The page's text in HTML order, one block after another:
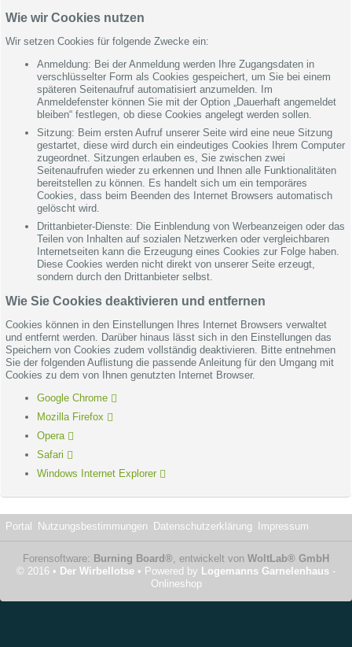
Wie wir Cookies nutzen
Wir setzen Cookies für folgende Zwecke ein:
Anmeldung: Bei der Anmeldung werden Ihre Zugangsdaten in
verschlüsselter Form als Cookies gespeichert, um Sie bei einem
späteren Seitenaufruf automatisiert anzumelden. Im
Anmeldefenster können Sie mit der Option „Dauerhaft angemeldet
bleiben“ festlegen, ob diese Cookies angelegt werden sollen.
Sitzung: Beim ersten Aufruf unserer Seite wird eine neue Sitzung
gestartet, diese wird durch ein eindeutiges Cookies Ihrem Computer
zugeordnet. Sitzungen erlauben es, Sie zwischen zwei
Seitenaufrufen wieder zu erkennen und Ihnen alle Funktionalitäten
bereitstellen zu können. Es handelt sich um ein temporäres
Cookies, dass beim Beenden des Internet Browsers automatisch
gelöscht wird.
Drittanbieter-Dienste: Die Einblendung von Werbeanzeigen oder das
Teilen von Inhalten auf sozialen Netzwerken oder vergleichbaren
Internetseiten kann die Erzeugung eines Cookies zur Folge haben.
Diese Cookies werden nicht direkt von unserer Seite erzeugt,
sondern durch den Drittanbieter selbst.
Wie Sie Cookies deaktivieren und entfernen
Cookies können in den Einstellungen Ihres Internet Browsers verwaltet
und entfernt werden. Darüber hinaus lässt sich in den Einstellungen das
Speichern von Cookies zudem vollständig deaktivieren. Bitte entnehmen
Sie der folgenden Auflistung die passende Anleitung für den Umgang mit
Cookies zu dem von Ihnen genutzten Internet Browser.
Google Chrome
Mozilla Firefox
Opera
Safari
Windows Internet Explorer
Portal Nutzungsbestimmungen Datenschutzerklärung Impressum
Forensoftware: Burning Board®, entwickelt von WoltLab® GmbH
© 2016 • Der Wirbellotse • Powered by Logemanns Garnelenhaus -
Onlineshop